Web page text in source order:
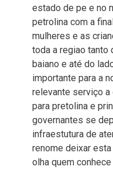
estado de pe e no
petrolina com a
mulheres e as
toda a regiao tanto
baiano e até do
importante para a
relevante serviço a
para pretolina e
governantes se
infraestutura de
renome deixar
olha quem